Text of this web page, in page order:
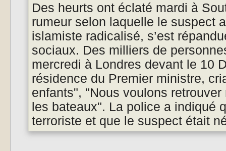
Des heurts ont éclaté mardi à
rumeur selon laquelle le suspect
islamiste radicalisé, s’est
sociaux. Des milliers de
mercredi à Londres devant le 10
résidence du Premier ministre,
enfants", "Nous voulons
les bateaux". La police a indiqué
terroriste et que le suspect était